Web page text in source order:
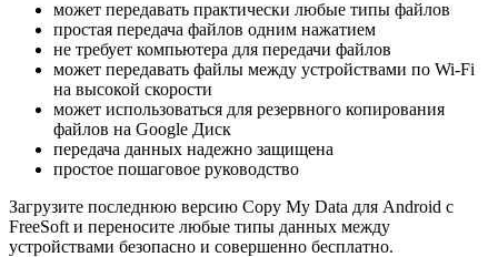
может передавать практически любые типы файлов
простая передача файлов одним нажатием
не требует компьютера для передачи файлов
может передавать файлы между устройствами по Wi-Fi
на высокой скорости
может использоваться для резервного копирования
файлов на Google Диск
передача данных надежно защищена
простое пошаговое руководство
Загрузите последнюю версию Copy My Data для Android с
FreeSoft и переносите любые типы данных между
устройствами безопасно и совершенно бесплатно.